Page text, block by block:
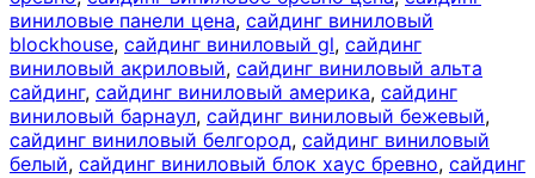
виниловые панели цена, сайдинг виниловый
blockhouse, сайдинг виниловый gl, сайдинг
виниловый акриловый, сайдинг виниловый альта
сайдинг, сайдинг виниловый америка, сайдинг
виниловый барнаул, сайдинг виниловый бежевый,
сайдинг виниловый белгород, сайдинг виниловый
белый, сайдинг виниловый блок хаус бревно, сайдинг